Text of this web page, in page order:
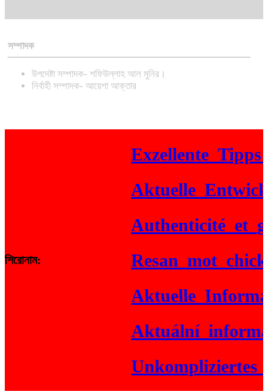
সম্পাদক
উপদেষ্টা সম্পাদক- শফিউল্লাহ আল মুনির।
নির্বাহী সম্পাদক- আয়েশা আক্তার
শিরোনাম: